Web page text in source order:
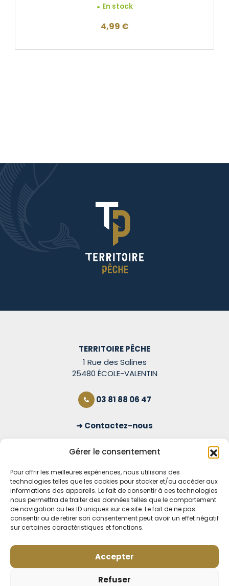
Gérer le consentement
Pour offrir les meilleures expériences, nous utilisons des
technologies telles que les cookies pour stocker et/ou accéder aux
informations des appareils. Le fait de consentir à ces technologies
nous permettra de traiter des données telles que le comportement
de navigation ou les ID uniques sur ce site. Le fait de ne pas
consentir ou de retirer son consentement peut avoir un effet négatif
sur certaines caractéristiques et fonctions.
Accepter
Refuser
En stock
4,99 €
TERRITOIRE PÊCHE
1 Rue des Salines
25480 ÉCOLE-VALENTIN
03 81 88 06 47
Contactez-nous
OUVERT TOUS LES JOURS
Voir nos horaires
MENTIONS LÉGALES
POLITIQUE DE CONFIDENTIALITÉ